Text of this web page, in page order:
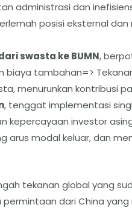
administrasi dan
posisi eksternal
swasta ke BUMN,
biaya tambahan=>
menurunkan kontribusi
, tenggat implementasi
kepercayaan investor
arus modal keluar, dan
tekanan global yang
dari China